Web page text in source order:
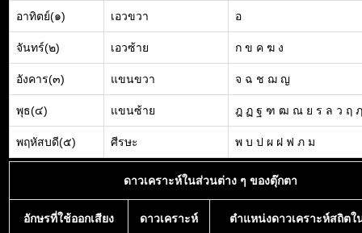
อาทิตย์(๑) เอวขวา อ
จันทร์(๒) เอวซ้าย ก ข ค ฆ ง
อังคาร(๓) แขนขวา จ ฉ ช ฌ ญ
พุธ(๔) แขนซ้าย ฎ ฏ ฐ ฑ ฒ ณ ย ร ล ว ฤ ฦ
พฤหัสบดี(๕) ศีรษะ พ บ ป ผ ฝ ฟ ภ ม
ดาวเคราะห์ในส่วนต่าง ๆ ของตุ๊กตา
อักษรที่ใช้ออกเสียง ดาวเคราะห์ ตำแหน่งดาวเคราะห์สถิตใ